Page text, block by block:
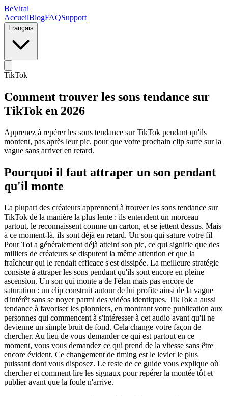
BeViral
AccueilBlogFAQSupport
Français
TikTok
Comment trouver les sons tendance sur
TikTok en 2026
Apprenez à repérer les sons tendance sur TikTok pendant qu'ils
montent, pas après leur pic, pour que votre prochain clip surfe sur la
vague sans arriver en retard.
Pourquoi il faut attraper un son pendant
qu'il monte
La plupart des créateurs apprennent à trouver les sons tendance sur
TikTok de la manière la plus lente : ils entendent un morceau
partout, le reconnaissent comme un carton, et se jettent dessus. Mais
à ce moment-là, ils sont déjà en retard. Un son qui sature votre fil
Pour Toi a généralement déjà atteint son pic, ce qui signifie que des
milliers de créateurs se disputent la même attention et que la
fraîcheur qui le rendait efficace s'est dissipée. La meilleure stratégie
consiste à attraper les sons pendant qu'ils sont encore en pleine
ascension. Un son qui monte a de l'élan mais pas encore de
saturation : un clip construit autour de lui profite ainsi de la vague
d'intérêt sans se noyer parmi des vidéos identiques. TikTok a aussi
tendance à favoriser les pionniers, en montrant votre publication aux
personnes qui commencent à s'intéresser à cet audio avant qu'il ne
devienne un simple bruit de fond. Cela change votre façon de
chercher. Au lieu de vous demander ce qui est partout en ce
moment, vous vous demandez ce qui prend de la vitesse sans être
encore évident. Ce changement de timing est le levier le plus
puissant dont vous disposez. Le reste de ce guide vous explique où
chercher et comment lire les signaux pour repérer la montée tôt et
publier avant que la foule n'arrive.